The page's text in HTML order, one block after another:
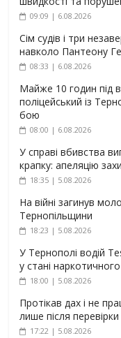
09:09 | 6.08.2026
Сім судів і три
навколо Пантеону
08:33 | 6.08.2026
Майже 10 годин під
поліцейський із
бою
08:00 | 6.08.2026
У справі вбивства
крапку: апеляцію
18:35 | 5.08.2026
На війні загинув
Тернопільщини
18:23 | 5.08.2026
У Тернополі водій
у стані наркотичного
18:00 | 5.08.2026
Протікав дах і не
лише після
17:22 | 5.08.2026